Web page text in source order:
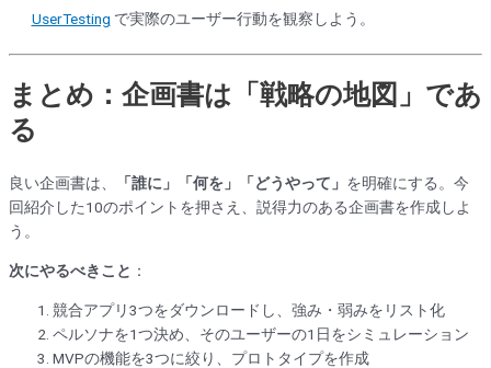
UserTesting で実際のユーザー行動を観察しよう。
まとめ：企画書は「戦略の地図」であ
る
良い企画書は、 「誰に」「何を」「どうやって」 を明確にする。今
回紹介した10のポイントを押さえ、説得力のある企画書を作成しよ
う。
次にやるべきこと ：
競合アプリ3つをダウンロードし、強み・弱みをリスト化
ペルソナを1つ決め、そのユーザーの1日をシミュレーション
MVPの機能を3つに絞り、プロトタイプを作成